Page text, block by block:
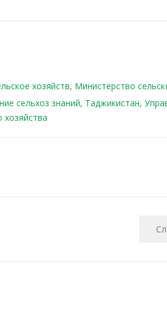
хозяйств, Министерство
сельхоз знаний, Таджикистан,
хозяйства